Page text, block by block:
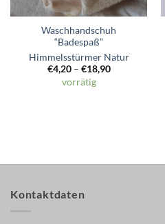
Waschhandschuh
“Badespaß”
Himmelsstürmer Natur
€4,20– €18,90
vorrätig
Kontaktdaten